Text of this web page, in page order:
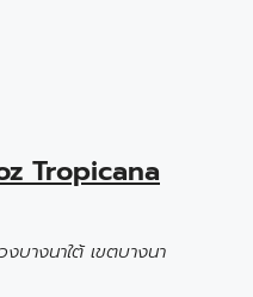
Tropicana
บางนาใต้ เขตบางนา